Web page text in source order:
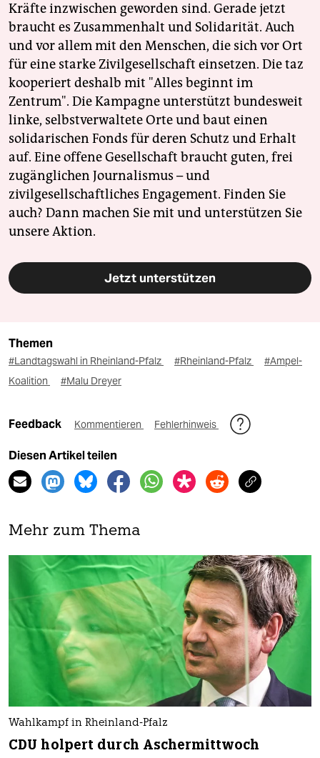
Kräfte inzwischen geworden sind. Gerade jetzt
braucht es Zusammenhalt und Solidarität. Auch
und vor allem mit den Menschen, die sich vor Ort
für eine starke Zivilgesellschaft einsetzen. Die taz
kooperiert deshalb mit "Alles beginnt im
Zentrum". Die Kampagne unterstützt bundesweit
linke, selbstverwaltete Orte und baut einen
solidarischen Fonds für deren Schutz und Erhalt
auf. Eine offene Gesellschaft braucht guten, frei
zugänglichen Journalismus – und
zivilgesellschaftliches Engagement. Finden Sie
auch? Dann machen Sie mit und unterstützen Sie
unsere Aktion.
Jetzt unterstützen
Themen
#Landtagswahl in Rheinland-Pfalz #Rheinland-Pfalz
#Ampel-
Koalition
#Malu Dreyer
Feedback Kommentieren Fehlerhinweis
Diesen Artikel teilen
Mehr zum Thema
Wahlkampf in Rheinland-Pfalz
CDU holpert durch Aschermittwoch